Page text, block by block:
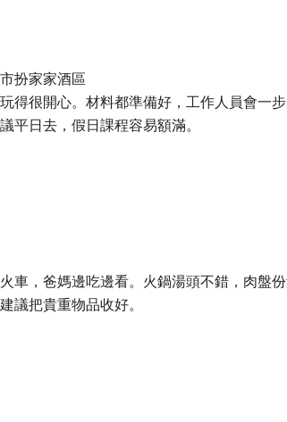
扮家家酒區
得很開心。材料都準備好，工作人員會一
平日去，假日課程容易額滿。
車，爸媽邊吃邊看。火鍋湯頭不錯，肉盤
議把貴重物品收好。